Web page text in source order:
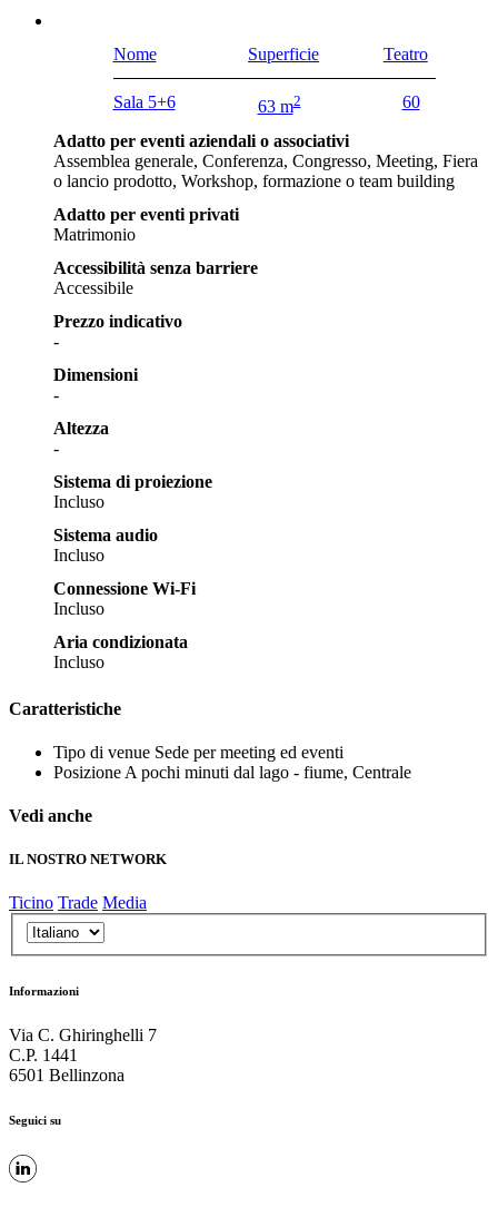
Nome Superficie Teatro
Sala 5+6 63 m2 60
Adatto per eventi aziendali o associativi
Assemblea generale, Conferenza, Congresso, Meeting, Fiera
o lancio prodotto, Workshop, formazione o team building
Adatto per eventi privati
Matrimonio
Accessibilità senza barriere
Accessibile
Prezzo indicativo
-
Dimensioni
-
Altezza
-
Sistema di proiezione
Incluso
Sistema audio
Incluso
Connessione Wi-Fi
Incluso
Aria condizionata
Incluso
Caratteristiche
Tipo di venue Sede per meeting ed eventi
Posizione A pochi minuti dal lago - fiume, Centrale
Vedi anche
IL NOSTRO NETWORK
Ticino Trade Media
Informazioni
Via C. Ghiringhelli 7
C.P. 1441
6501 Bellinzona
Seguici su